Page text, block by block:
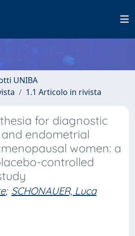
UNIBA
1.1 Articolo in rivista
for diagnostic
endometrial
women: a
controlled
; SCHONAUER, Luca